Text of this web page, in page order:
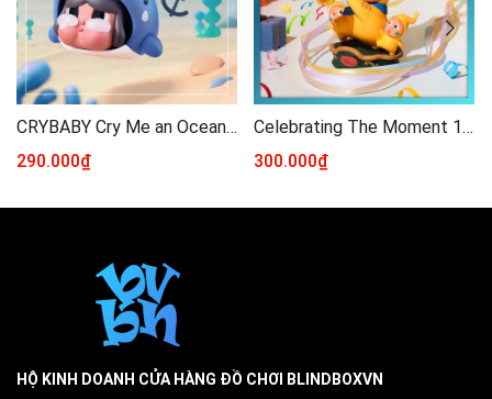
CRYBABY Cry Me an Ocean Series Figures Blindbox Series
290.000₫
Celebrating The Moment 15th Anniversary Blindbox Series POP MART
300.000₫
HỘ KINH DOANH CỬA HÀNG ĐỒ CHƠI BLINDBOXVN